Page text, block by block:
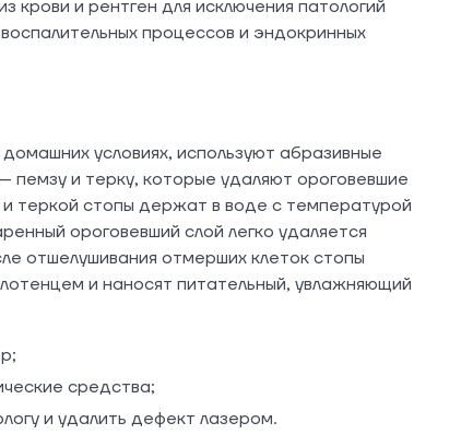
крови и рентген для исключения патологий
процессов и эндокринных
условиях, используют абразивные
пемзу и терку, которые удаляют ороговевшие
теркой стопы держат в воде с температурой
ороговевший слой легко удаляется
отшелушивания отмерших клеток стопы
и наносят питательный, увлажняющий
средства;
и удалить дефект лазером.